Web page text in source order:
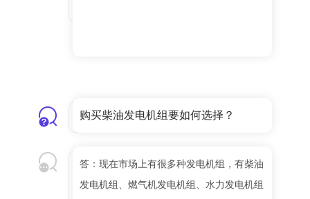
购买柴油发电机组要如何选择？
答：现在市场上有很多种发电机组，有柴油
发电机组、燃气机发电机组、水力发电机组